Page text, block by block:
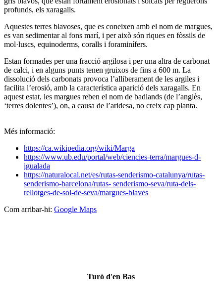
profunds, els xaragalls.
Aquestes terres blavoses, que es coneixen amb el nom de margues,
es van sedimentar al fons marí, i per això són riques en fòssils de
mol·luscs, equinoderms, coralls i foraminífers.
Estan formades per una fracció argilosa i per una altra de carbonat
de calci, i en alguns punts tenen gruixos de fins a 600 m. La
dissolució dels carbonats provoca l’alliberament de les argiles i
facilita l’erosió, amb la característica aparició dels xaragalls. En
aquest estat, les margues reben el nom de badlands (de l’anglès,
‘terres dolentes’), on, a causa de l’aridesa, no creix cap planta.
Més informació:
https://ca.wikipedia.org/wiki/Marga
https://www.ub.edu/portal/web/ciencies-terra/margues-d-
igualada
https://naturalocal.net/es/rutas-senderismo-catalunya/rutas-
senderismo-barcelona/rutas- senderismo-seva/ruta-dels-
rellotges-de-sol-de-seva/margues-blaves
Com arribar-hi: Google Maps
Turó d'en Bas